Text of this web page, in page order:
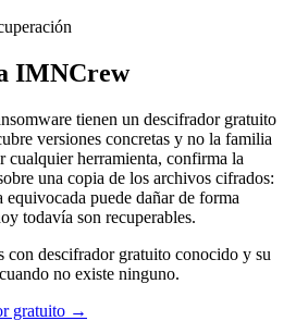
IMNCrew
tienen un descifrador gratuito
versiones concretas y no la familia
cualquier herramienta, confirma la
una copia de los archivos cifrados:
puede dañar de forma
todavía son recuperables.
con descifrador gratuito conocido y su
no existe ninguno.
gratuito →